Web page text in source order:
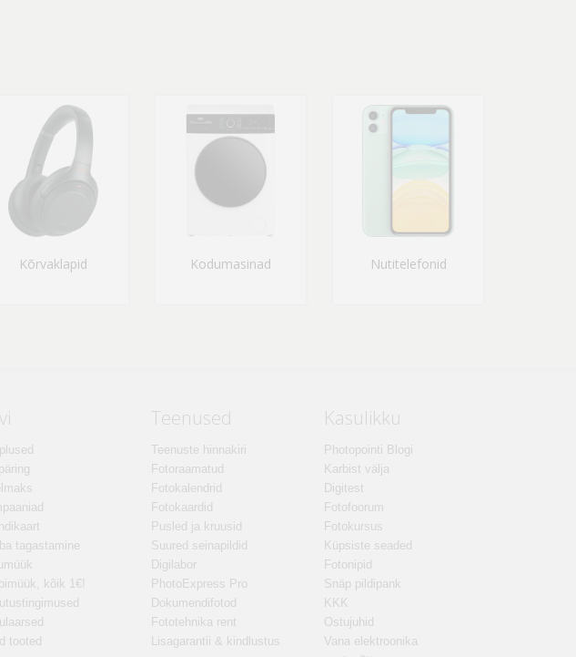
Kõrvaklapid Kodumasinad Nutitelefonid
tagastamine
kõik 1€!
tooted
Teenused
Teenuste hinnakiri
Fotoraamatud
Fotokalendrid
Fotokaardid
Pusled ja kruusid
Suured seinapildid
Digilabor
PhotoExpress Pro
Dokumendifotod
Fototehnika rent
Lisagarantii & kindlustus
Kasulikku
Photopointi Blogi
Karbist välja
Digitest
Fotofoorum
Fotokursus
Küpsiste seaded
Fotonipid
Snäp pildipank
KKK
Ostujuhid
Vana elektroonika